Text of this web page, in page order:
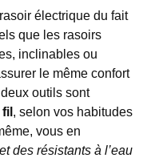
électrique du fait
que les rasoirs
inclinables ou
le même confort
outils sont
, selon vos habitudes
vous en
des résistants à l’eau